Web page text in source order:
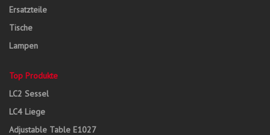
Ersatzteile
Tische
Lampen
Top Produkte
LC2 Sessel
LC4 Liege
Adjustable Table E1027